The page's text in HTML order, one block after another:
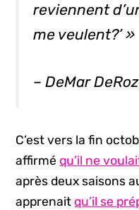
reviennent
me veulent?’ »
– DeMar
C’est vers la fin
affirméqu’il ne
après deux saisons
apprenaitqu’il se